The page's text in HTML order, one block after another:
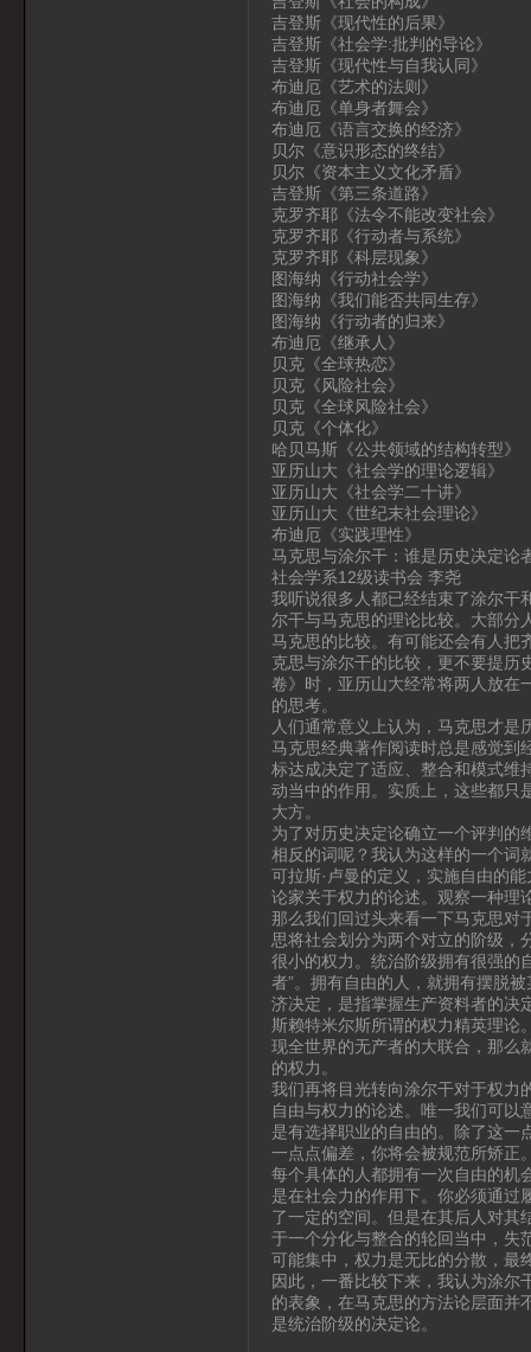
吉登斯《现代性的后果》
吉登斯《社会学:批判的导论》
吉登斯《现代性与自我认同》
布迪厄《艺术的法则》
布迪厄《单身者舞会》
布迪厄《语言交换的经济》
贝尔《意识形态的终结》
贝尔《资本主义文化矛盾》
吉登斯《第三条道路》
克罗齐耶《法令不能改变社会》
克罗齐耶《行动者与系统》
克罗齐耶《科层现象》
图海纳《行动社会学》
图海纳《我们能否共同生存》
图海纳《行动者的归来》
布迪厄《继承人》
贝克《全球热恋》
贝克《风险社会》
贝克《全球风险社会》
贝克《个体化》
哈贝马斯《公共领域的结构转型》
亚历山大《社会学的理论逻辑》
亚历山大《社会学二十讲》
亚历山大《世纪末社会理论》
布迪厄《实践理性》
马克思与涂尔干：谁是历史决定论
社会学系12级读书会 李尧
我听说很多人都已经结束了涂尔干
尔干与马克思的理论比较。大部分
马克思的比较。有可能还会有人把
克思与涂尔干的比较，更不要提历
卷》时，亚历山大经常将两人放在
的思考。
人们通常意义上认为，马克思才
马克思经典著作阅读时总是感觉到
标达成决定了适应、整合和模式维
动当中的作用。实质上，这些都只
大方。
为了对历史决定论确立一个评判的
相反的词呢？我认为这样的一个词
可拉斯·卢曼的定义，实施自由的
论家关于权力的论述。观察一种理
那么我们回过头来看一下马克思对
思将社会划分为两个对立的阶级，
很小的权力。统治阶级拥有很强的
者”。拥有自由的人，就拥有摆脱
济决定，是指掌握生产资料者的决
斯赖特米尔斯所谓的权力精英理论
现全世界的无产者的大联合，那么
的权力。
我们再将目光转向涂尔干对于权力
自由与权力的论述。唯一我们可以
是有选择职业的自由的。除了这一
一点点偏差，你将会被规范所矫正
每个具体的人都拥有一次自由的机
是在社会力的作用下。你必须通过
了一定的空间。但是在其后人对其
于一个分化与整合的轮回当中，失
可能集中，权力是无比的分散，最
因此，一番比较下来，我认为涂尔
的表象，在马克思的方法论层面并
是统治阶级的决定论。